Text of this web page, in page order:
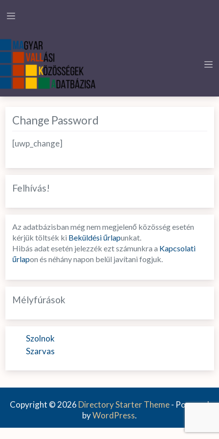
Change Password
[uwp_change]
Felhívás!
Az adatbázisban még nem megjelenő közösség esetén
kérjük töltsék ki Beküldési űrlapunkat.
Hibás adat esetén jelezzék ezt számunkra a Kapcsolati
űrlapon és néhány napon belül javítani fogjuk.
Mélyfúrások
Szolnok
Szarvas
Copyright © 2026 Directory Starter Theme- Powered
byWordPress.